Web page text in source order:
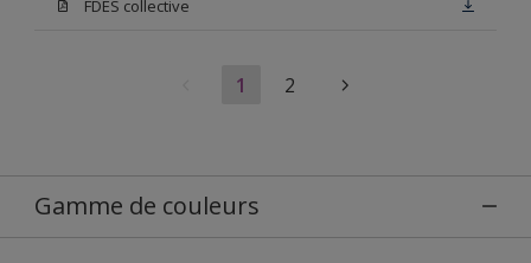
FDES collective
1 2
Gamme de couleurs